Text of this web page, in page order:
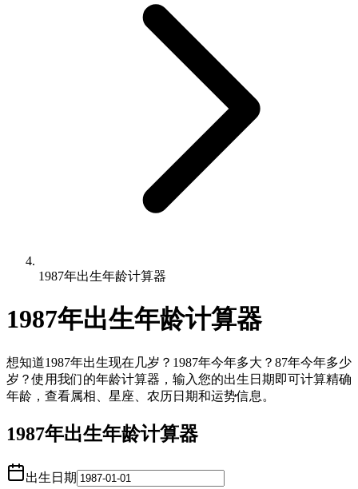
1987年出生年龄计算器
1987年出生年龄计算器
想知道1987年出生现在几岁？1987年今年多大？87年今年多少
岁？使用我们的年龄计算器，输入您的出生日期即可计算精确
年龄，查看属相、星座、农历日期和运势信息。
1987年出生年龄计算器
出生日期